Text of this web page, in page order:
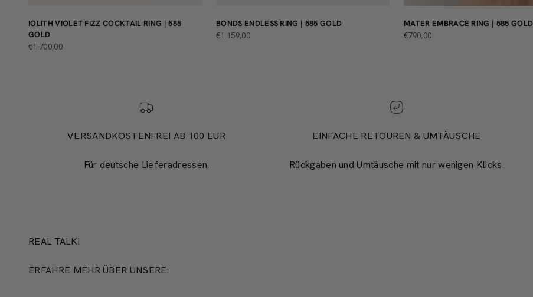
IOLITH VIOLET FIZZ COCKTAIL RING | 585
GOLD
ANGEBOT
€1.700,00
BONDS ENDLESS RING | 585 GOLD
ANGEBOT
€1.159,00
MATER EMBRACE RING | 585 GOLD
ANGEBOT
€790,00
VERSANDKOSTENFREI AB 100 EUR
Für deutsche Lieferadressen.
EINFACHE RETOUREN & UMTÄUSCHE
Rückgaben und Umtäusche mit nur wenigen Klicks.
REAL TALK!
ERFAHRE MEHR ÜBER UNSERE: